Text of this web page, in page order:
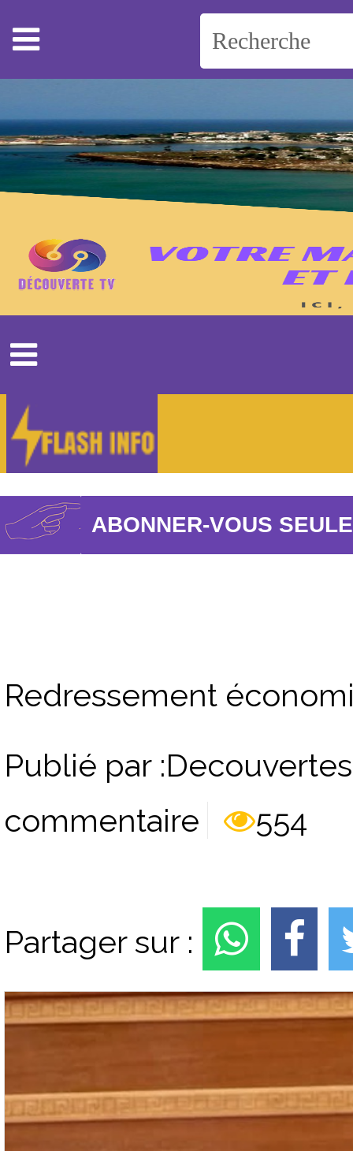
Teuss & khalass
Revue de presse
Youtubeur
Accueil
Actualité
Politique
Sport
Societé
Économie
People
Opinions
Culture
ContactABONNER-VOUS
Redressement
Publié par
commentaire
554
Partager sur :